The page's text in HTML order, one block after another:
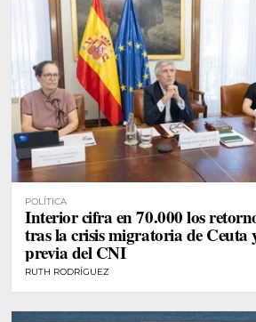
POLÍTICA
Interior cifra en 70.000 los
tras la crisis migratoria de Ceuta
previa del CNI
RUTH RODRÍGUEZ